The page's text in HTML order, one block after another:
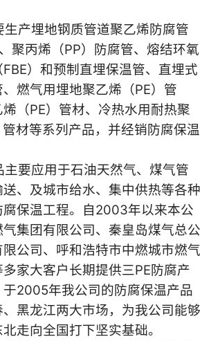
埋地钢质管道聚乙烯防腐管
、聚丙烯（PP）防腐管、熔结环氧
）和预制直埋保温管、直埋式
燃气用埋地聚乙烯（PE）管
（PE）管材、冷热水用耐热聚
材等系列产品，并经销防腐保温
应用于石油天然气、煤气管
、及城市给水、集中供热等各种
保温工程。自2003年以来本公
集团有限公司、秦皇岛煤气总公
公司、呼和浩特市中燃城市燃气
家大客户长期提供三PE防腐产
2005年我公司的防腐保温产品
黑龙江两大市场，为我公司能够
走向全国打下坚实基础。